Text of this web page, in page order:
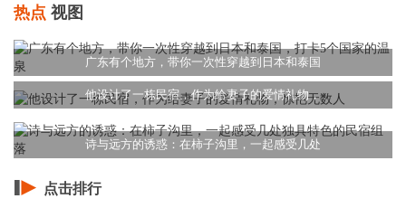
热点 视图
广东有个地方，带你一次性穿越到日本和泰国
他设计了一栋民宿，作为给妻子的爱情礼物，
诗与远方的诱惑：在柿子沟里，一起感受几处
点击排行